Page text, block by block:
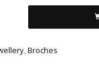
,Broches